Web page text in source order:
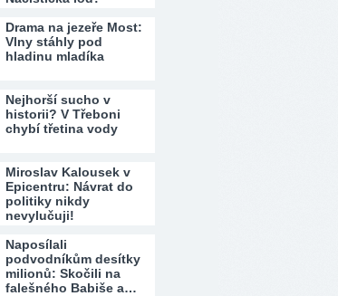
Drama na jezeře Most:
Vlny stáhly pod
hladinu mladíka
Nejhorší sucho v
historii? V Třeboni
chybí třetina vody
Miroslav Kalousek v
Epicentru: Návrat do
politiky nikdy
nevylučuji!
Naposílali
podvodníkům desítky
milionů: Skočili na
falešného Babiše a…